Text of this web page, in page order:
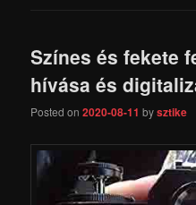
Színes és fekete
hívása és
Posted on2020-08-11 bysztike